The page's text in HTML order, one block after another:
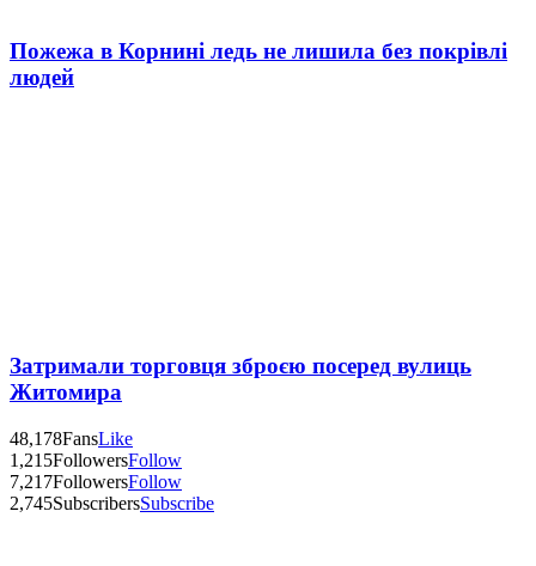
Пожежа в Корнині ледь не лишила без покрівлі
людей
Затримали торговця зброєю посеред вулиць
Житомира
48,178FansLike
1,215FollowersFollow
7,217FollowersFollow
2,745SubscribersSubscribe